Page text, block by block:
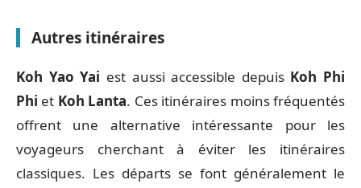
Autres itinéraires
Koh Yao Yai est aussi accessible depuis Koh Phi
Phi et Koh Lanta. Ces itinéraires moins fréquentés
offrent une alternative intéressante pour les
voyageurs cherchant à éviter les itinéraires
classiques. Les départs se font généralement le